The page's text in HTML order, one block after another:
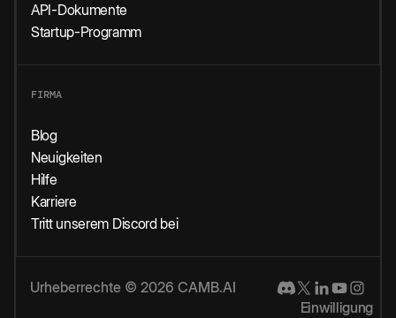
API-Dokumente
Startup-Programm
FIRMA
Blog
Neuigkeiten
Hilfe
Karriere
Tritt unserem Discord bei
Urheberrechte © 2026 CAMB.AI
Einwilligung